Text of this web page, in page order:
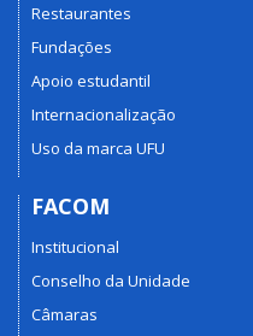
Restaurantes
Fundações
Apoio estudantil
Internacionalização
Uso da marca UFU
FACOM
Institucional
Conselho da Unidade
Câmaras